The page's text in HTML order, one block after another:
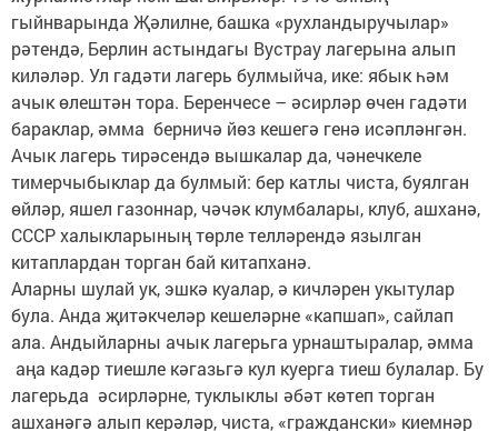
гыйнварында Җәлилне, башка «рухландыручылар»
рәтендә, Берлин астындагы Вустрау лагерына алып
киләләр. Ул гадәти лагерь булмыйча, ике: ябык һәм
ачык өлештән тора. Беренчесе – әсирләр өчен гадәти
бараклар, әмма берничә йөз кешегә генә исәпләнгән.
Ачык лагерь тирәсендә вышкалар да, чәнечкеле
тимерчыбыклар да булмый: бер катлы чиста, буялган
өйләр, яшел газоннар, чәчәк клумбалары, клуб, ашханә,
СССР халыкларының төрле телләрендә язылган
китаплардан торган бай китапханә.
Аларны шулай ук, эшкә куалар, ә кичләрен укытулар
була. Анда җитәкчеләр кешеләрне «капшап», сайлап
ала. Андыйларны ачык лагерьга урнаштыралар, әмма
аңа кадәр тиешле кәгазьгә кул куерга тиеш булалар. Бу
лагерьда әсирләрне, туклыклы әбәт көтеп торган
ашханәгә алып керәләр, чиста, «граждански» киемнәр